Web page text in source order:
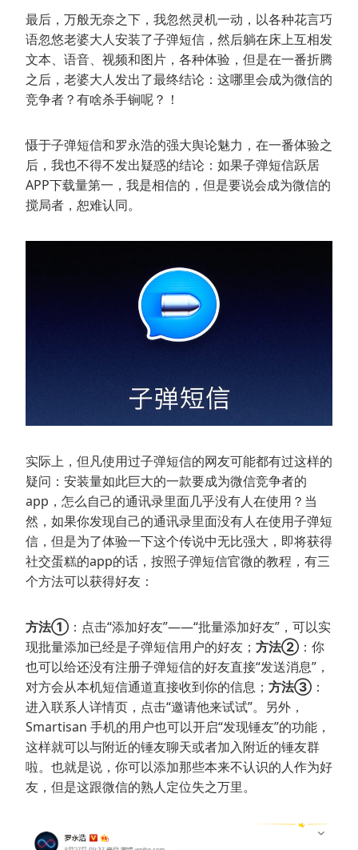
最后，万般无奈之下，我忽然灵机一动，以各种花言巧
语忽悠老婆大人安装了子弹短信，然后躺在床上互相发
文本、语音、视频和图片，各种体验，但是在一番折腾
之后，老婆大人发出了最终结论：这哪里会成为微信的
竞争者？有啥杀手锏呢？！
慑于子弹短信和罗永浩的强大舆论魅力，在一番体验之
后，我也不得不发出疑惑的结论：如果子弹短信跃居
APP下载量第一，我是相信的，但是要说会成为微信的
搅局者，恕难认同。
实际上，但凡使用过子弹短信的网友可能都有过这样的
疑问：安装量如此巨大的一款要成为微信竞争者的
app，怎么自己的通讯录里面几乎没有人在使用？当
然，如果你发现自己的通讯录里面没有人在使用子弹短
信，但是为了体验一下这个传说中无比强大，即将获得
社交蛋糕的app的话，按照子弹短信官微的教程，有三
个方法可以获得好友：
方法① ：点击“添加好友”——“批量添加好友”，可以实
现批量添加已经是子弹短信用户的好友； 方法② ：你
也可以给还没有注册子弹短信的好友直接“发送消息”，
对方会从本机短信通道直接收到你的信息； 方法③ ：
进入联系人详情页，点击“邀请他来试试”。另外，
Smartisan 手机的用户也可以开启“发现锤友”的功能，
这样就可以与附近的锤友聊天或者加入附近的锤友群
啦。也就是说，你可以添加那些本来不认识的人作为好
友，但是这跟微信的熟人定位失之万里。